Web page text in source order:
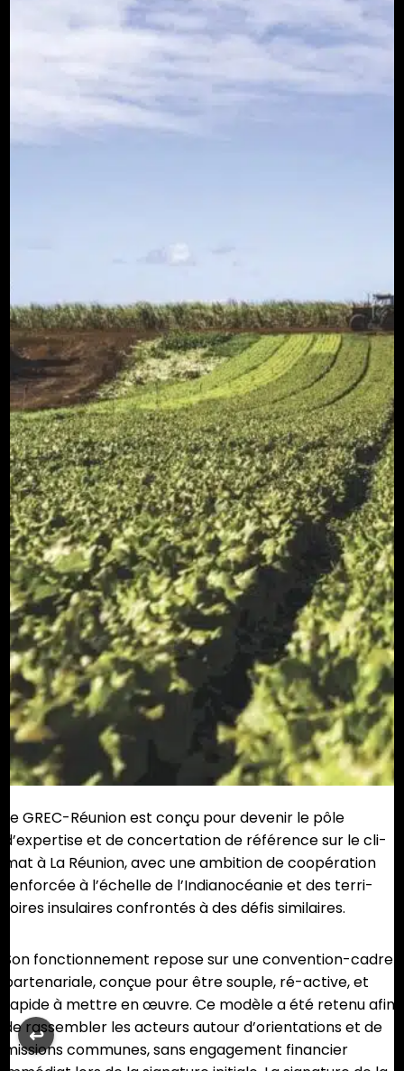
Le GREC-Réunion est conçu pour devenir le pôle
d’expertise et de concertation de référence sur le cli-
mat à La Réunion, avec une ambition de coopération
renforcée à l’échelle de l’Indianocéanie et des terri-
toires insulaires confrontés à des défis similaires.
Son fonctionnement repose sur une convention-cadre
partenariale, conçue pour être souple, ré-active, et
rapide à mettre en œuvre. Ce modèle a été retenu afin
de rassembler les acteurs autour d’orientations et de
missions communes, sans engagement financier
↩︎